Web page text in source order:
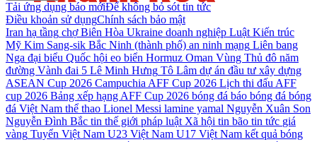
Tải ứng dụng báo mớiĐể không bỏ sót tin tức
Điều khoản sử dụngChính sách bảo mật
Iran hạ tầng chợ Biên Hòa Ukraine doanh nghiệp Luật Kiến trúc
Mỹ Kim Sang-sik Bắc Ninh (thành phố) an ninh mạng Liên bang
Nga đại biểu Quốc hội eo biển Hormuz Oman Vùng Thủ đô năm
đường Vành đai 5 Lê Minh Hưng Tô Lâm dự án đầu tư xây dựng
ASEAN Cup 2026 Campuchia AFF Cup 2026 Lịch thi đấu AFF
cup 2026 Bảng xếp hạng AFF Cup 2026 bóng đá báo bóng đá bóng
đá Việt Nam thể thao Lionel Messi lamine yamal Nguyễn Xuân Son
Nguyễn Đình Bắc tin thế giới pháp luật Xã hội tin bão tin tức giá
vàng Tuyển Việt Nam U23 Việt Nam U17 Việt Nam kết quả bóng